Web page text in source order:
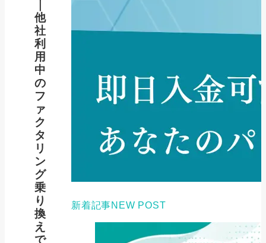
他
社
利
用
中
の
フ
ァ
ク
タ
リ
ン
グ
乗
り
換
え
で
新着記事NEW POST